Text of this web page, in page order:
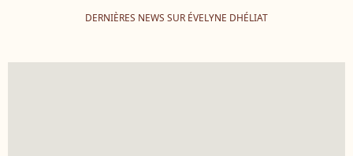
DERNIÈRES NEWS SUR ÉVELYNE DHÉLIAT